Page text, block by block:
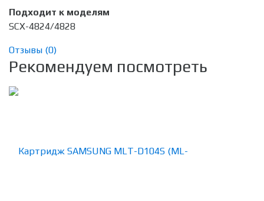
Подходит к моделям
SCX-4824/4828
Отзывы (0)
Рекомендуем посмотреть